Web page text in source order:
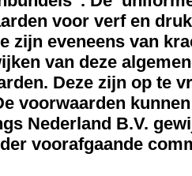
voor verf en
zijn eveneens van
van deze
Deze zijn op te
voorwaarden
Nederland B.V.
voorafgaande